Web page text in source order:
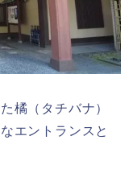
橘（タチバナ）
エントランスと